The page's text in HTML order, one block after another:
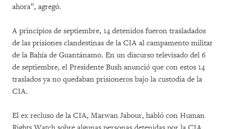
ahora”, agregó.
A principios de septiembre, 14 detenidos fueron trasladados
de las prisiones clandestinas de la CIA al campamento militar
de la Bahía de Guantánamo. En un discurso televisado del 6
de septiembre, el Presidente Bush anunció que con estos 14
traslados ya no quedaban prisioneros bajo la custodia de la
CIA.
El ex recluso de la CIA, Marwan Jabour, habló con Human